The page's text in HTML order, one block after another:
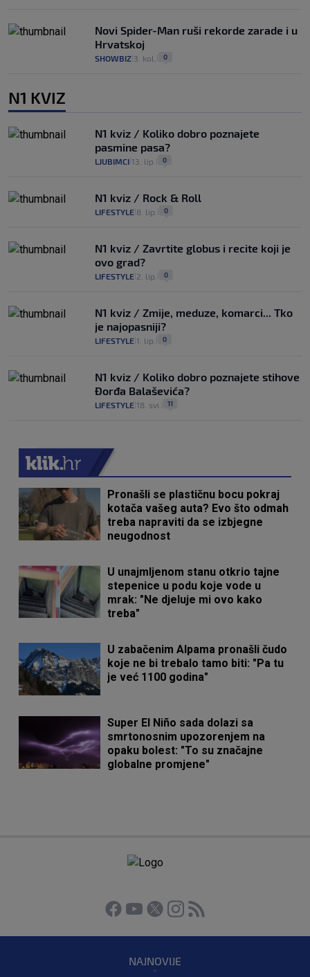
Novi Spider-Man ruši rekorde zarade i u
Hrvatskoj
SHOWBIZ 3. kol. 0
N1 KVIZ
N1 kviz / Koliko dobro poznajete
pasmine pasa?
LJUBIMCI 13. lip. 0
N1 kviz / Rock & Roll
LIFESTYLE 8. lip. 0
N1 kviz / Zavrtite globus i recite koji je
ovo grad?
LIFESTYLE 2. lip. 0
N1 kviz / Zmije, meduze, komarci... Tko
je najopasniji?
LIFESTYLE 1. lip. 0
N1 kviz / Koliko dobro poznajete stihove
Đorđa Balaševića?
LIFESTYLE 18. svi. 11
Pronašli se plastičnu bocu pokraj
kotača vašeg auta? Evo što odmah
treba napraviti da se izbjegne
neugodnost
U unajmljenom stanu otkrio tajne
stepenice u podu koje vode u
mrak: "Ne djeluje mi ovo kako
treba"
U zabačenim Alpama pronašli čudo
koje ne bi trebalo tamo biti: "Pa tu
je već 1100 godina"
Super El Niño sada dolazi sa
smrtonosnim upozorenjem na
opaku bolest: "To su značajne
globalne promjene"
NAJNOVIJE